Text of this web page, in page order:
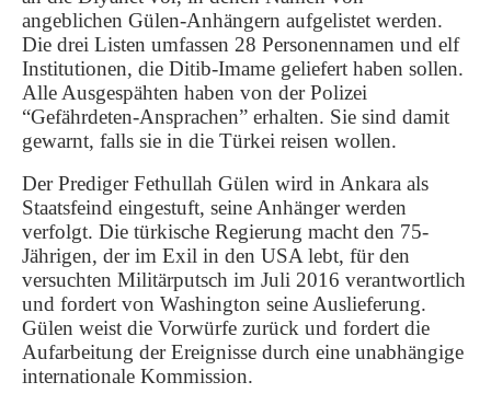
angeblichen Gülen-Anhängern aufgelistet werden.
Die drei Listen umfassen 28 Personennamen und elf
Institutionen, die Ditib-Imame geliefert haben sollen.
Alle Ausgespähten haben von der Polizei
“Gefährdeten-Ansprachen” erhalten. Sie sind damit
gewarnt, falls sie in die Türkei reisen wollen.
Der Prediger Fethullah Gülen wird in Ankara als
Staatsfeind eingestuft, seine Anhänger werden
verfolgt. Die türkische Regierung macht den 75-
Jährigen, der im Exil in den USA lebt, für den
versuchten Militärputsch im Juli 2016 verantwortlich
und fordert von Washington seine Auslieferung.
Gülen weist die Vorwürfe zurück und fordert die
Aufarbeitung der Ereignisse durch eine unabhängige
internationale Kommission.